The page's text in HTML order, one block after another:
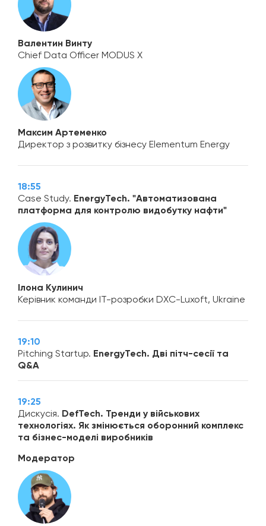
Валентин Винту
Chief Data Officer MODUS X
Максим Артеменко
Директор з розвитку бізнесу Elementum Energy
18:55
Case Study. EnergyTech. "Автоматизована
платформа для контролю видобутку нафти"
Ілона Кулинич
Керівник команди IT-розробки DXC-Luxoft, Ukraine
19:10
Pitching Startup. EnergyTech. Дві пітч-сесії та
Q&A
19:25
Дискусія. DefTech. Тренди у військових
технологіях. Як змінюється оборонний комплекс
та бізнес-моделі виробників
Модератор